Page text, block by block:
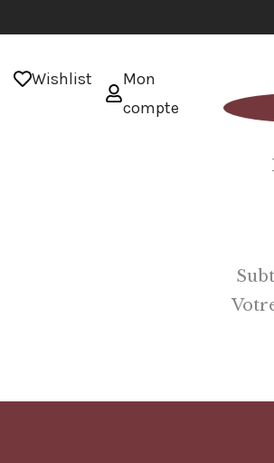
Wishlist
Mon
compte